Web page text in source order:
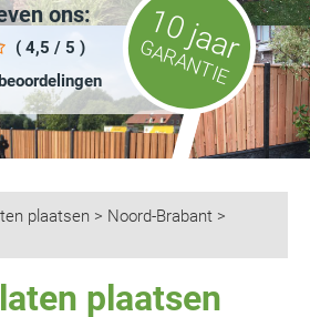
ons:
( 4,5 / 5 )
10 jaar
GARANTIE
plaatsen > Noord-Brabant >
plaatsen